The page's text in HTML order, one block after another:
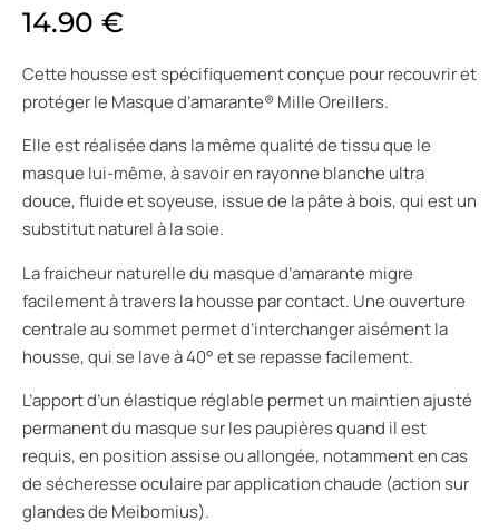
14.90 €
Cette housse est spécifiquement conçue pour recouvrir et
protéger le Masque d’amarante® Mille Oreillers.
Elle est réalisée dans la même qualité de tissu que le
masque lui-même, à savoir en rayonne blanche ultra
douce, fluide et soyeuse, issue de la pâte à bois, qui est un
substitut naturel à la soie.
La fraicheur naturelle du masque d’amarante migre
facilement à travers la housse par contact. Une ouverture
centrale au sommet permet d’interchanger aisément la
housse, qui se lave à 40° et se repasse facilement.
L’apport d’un élastique réglable permet un maintien ajusté
permanent du masque sur les paupières quand il est
requis, en position assise ou allongée, notamment en cas
de sécheresse oculaire par application chaude (action sur
glandes de Meibomius).